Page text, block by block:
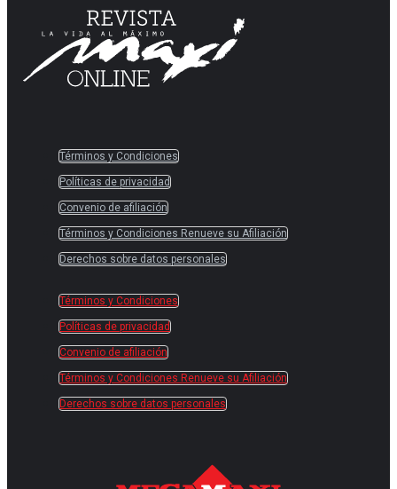
Términos y Condiciones
Políticas de privacidad
Convenio de afiliación
Términos y Condiciones Renueve su Afiliación
Derechos sobre datos personales
Términos y Condiciones
Políticas de privacidad
Convenio de afiliación
Términos y Condiciones Renueve su Afiliación
Derechos sobre datos personales